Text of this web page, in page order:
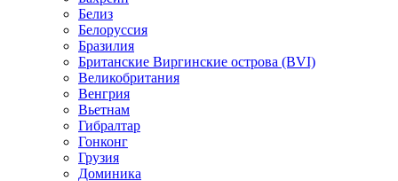
Белиз
Белоруссия
Бразилия
Британские Виргинские острова (BVI)
Великобритания
Венгрия
Вьетнам
Гибралтар
Гонконг
Грузия
Доминика